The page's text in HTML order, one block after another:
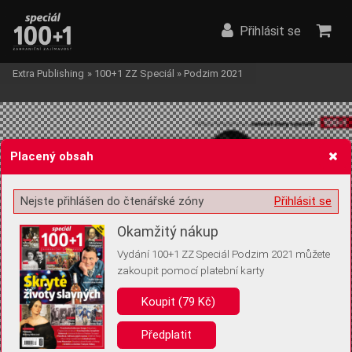
Žádost o souhlas s ukládáním volitelných informací
Pro základní fungování webu nepotřebujeme ukládat žádné informace
(tzv. cookies apod.). Rádi bychom vás ale požádali o souhlas s
uložením volitelných informací:
Anonymní unikátní ID
Přihlásit se
Extra Publishing » 100+1 ZZ Speciál » Podzim 2021
Placený obsah
Přihlásit se
Nejste přihlášen do čtenářské zóny
Okamžitý nákup
Vydání 100+1 ZZ Speciál Podzim 2021 můžete
zakoupit pomocí platební karty
Koupit (79 Kč)
Předplatit